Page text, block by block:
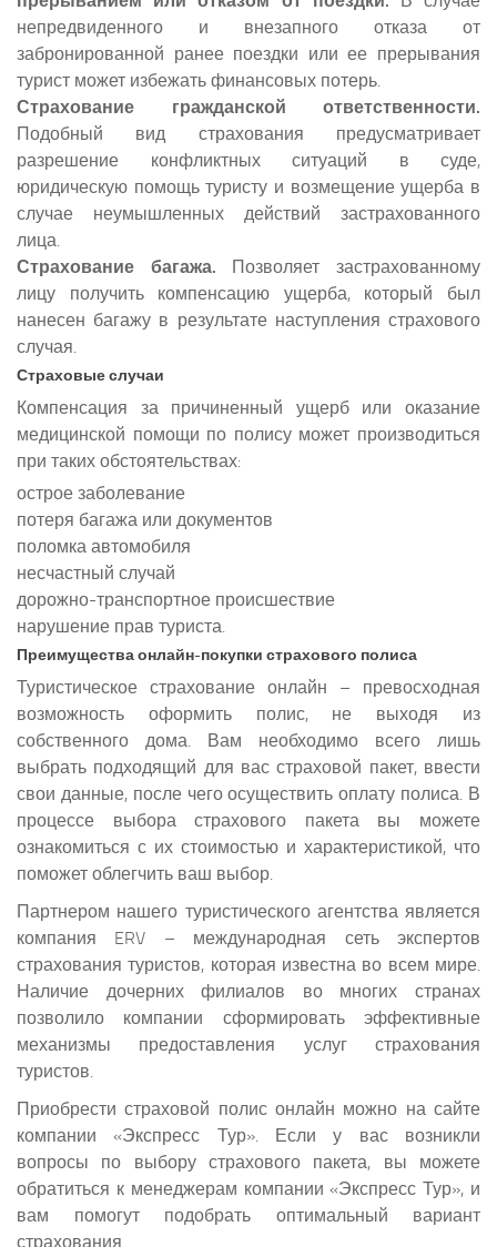
непредвиденного и внезапного отказа от
забронированной ранее поездки или ее прерывания
турист может избежать финансовых потерь.
Страхование гражданской ответственности.
Подобный вид страхования предусматривает
разрешение конфликтных ситуаций в суде,
юридическую помощь туристу и возмещение ущерба в
случае неумышленных действий застрахованного
лица.
Страхование багажа. Позволяет застрахованному
лицу получить компенсацию ущерба, который был
нанесен багажу в результате наступления страхового
случая.
Страховые случаи
Компенсация за причиненный ущерб или оказание
медицинской помощи по полису может производиться
при таких обстоятельствах:
острое заболевание
потеря багажа или документов
поломка автомобиля
несчастный случай
дорожно-транспортное происшествие
нарушение прав туриста.
Преимущества онлайн-покупки страхового полиса
Туристическое страхование онлайн – превосходная
возможность оформить полис, не выходя из
собственного дома. Вам необходимо всего лишь
выбрать подходящий для вас страховой пакет, ввести
свои данные, после чего осуществить оплату полиса. В
процессе выбора страхового пакета вы можете
ознакомиться с их стоимостью и характеристикой, что
поможет облегчить ваш выбор.
Партнером нашего туристического агентства является
компания ERV – международная сеть экспертов
страхования туристов, которая известна во всем мире.
Наличие дочерних филиалов во многих странах
позволило компании сформировать эффективные
механизмы предоставления услуг страхования
туристов.
Приобрести страховой полис онлайн можно на сайте
компании «Экспресс Тур». Если у вас возникли
вопросы по выбору страхового пакета, вы можете
обратиться к менеджерам компании «Экспресс Тур», и
вам помогут подобрать оптимальный вариант
страхования.